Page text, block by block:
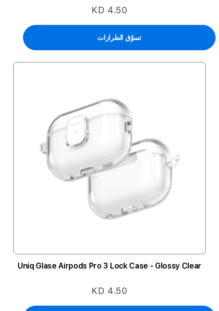
KD 4.50
تسوّق الطرازات
Uniq Glase Airpods Pro 3 Lock Case - Glossy Clear
KD 4.50